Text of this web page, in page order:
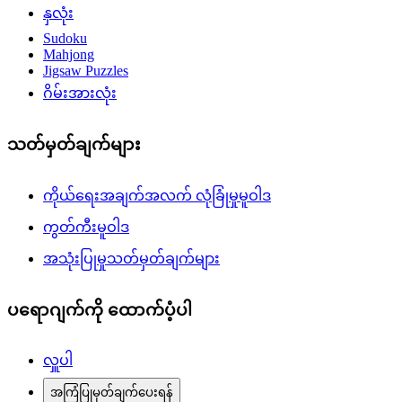
နှလုံး
Sudoku
Mahjong
Jigsaw Puzzles
ဂိမ်းအားလုံး
သတ်မှတ်ချက်များ
ကိုယ်ရေးအချက်အလက် လုံခြုံမှုမူဝါဒ
ကွတ်ကီးမူဝါဒ
အသုံးပြုမှုသတ်မှတ်ချက်များ
ပရောဂျက်ကို ထောက်ပံ့ပါ
လှူပါ
အကြံပြုမှတ်ချက်ပေးရန်